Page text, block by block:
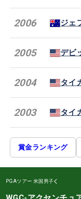
2006 ジェ
2005 デビ
2004 タイ
2003 タイ
賞金ランキング
PGAツアー 米国男子